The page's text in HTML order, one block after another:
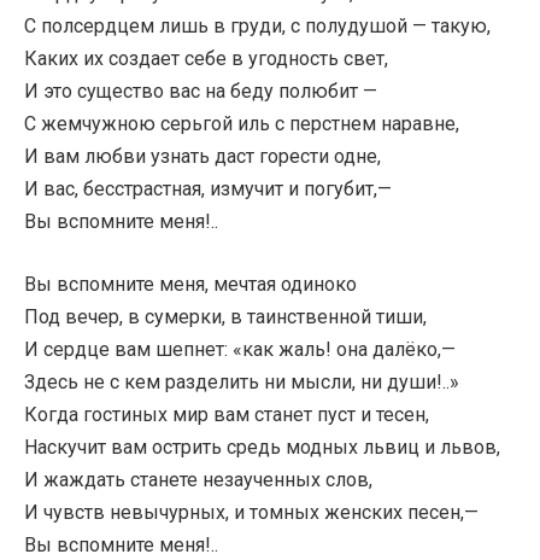
С полсердцем лишь в груди, с полудушой — такую,
Каких их создает себе в угодность свет,
И это существо вас на беду полюбит —
С жемчужною серьгой иль с перстнем наравне,
И вам любви узнать даст горести одне,
И вас, бесстрастная, измучит и погубит,—
Вы вспомните меня!..
Вы вспомните меня, мечтая одиноко
Под вечер, в сумерки, в таинственной тиши,
И сердце вам шепнет: «как жаль! она далёко,—
Здесь не с кем разделить ни мысли, ни души!..»
Когда гостиных мир вам станет пуст и тесен,
Наскучит вам острить средь модных львиц и львов,
И жаждать станете незаученных слов,
И чувств невычурных, и томных женских песен,—
Вы вспомните меня!..